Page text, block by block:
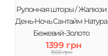
Рулонная шторы / Жалюзи
День-Ночь Сантайм Натура
Бежевий-Золото
1399 грн
1500 грн